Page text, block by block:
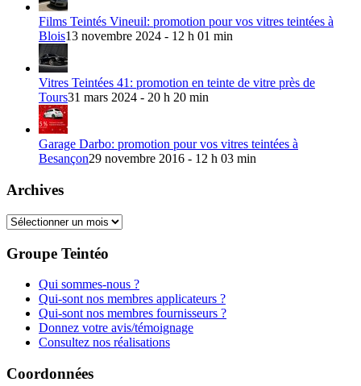
Films Teintés Vineuil: promotion pour vos vitres teintées à
Blois13 novembre 2024 - 12 h 01 min
Vitres Teintées 41: promotion en teinte de vitre près de
Tours31 mars 2024 - 20 h 20 min
Garage Darbo: promotion pour vos vitres teintées à
Besançon29 novembre 2016 - 12 h 03 min
Archives
Archives
Groupe Teintéo
Qui sommes-nous ?
Qui-sont nos membres applicateurs ?
Qui-sont nos membres fournisseurs ?
Donnez votre avis/témoignage
Consultez nos réalisations
Coordonnées